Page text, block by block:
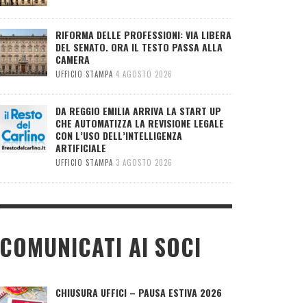
RIFORMA DELLE PROFESSIONI: VIA LIBERA
DEL SENATO. ORA IL TESTO PASSA ALLA
CAMERA
UFFICIO STAMPA 4 AGOSTO 2026
DA REGGIO EMILIA ARRIVA LA START UP
CHE AUTOMATIZZA LA REVISIONE LEGALE
CON L’USO DELL’INTELLIGENZA
ARTIFICIALE
UFFICIO STAMPA 3 AGOSTO 2026
COMUNICATI AI SOCI
CHIUSURA UFFICI – PAUSA ESTIVA 2026